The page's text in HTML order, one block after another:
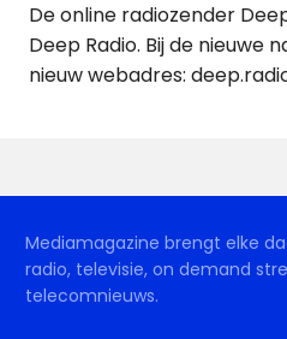
De online radiozender
Deep Radio. Bij de nieuwe
nieuw webadres:
Mediamagazine brengt elke
radio, televisie, on demand
telecomnieuws.